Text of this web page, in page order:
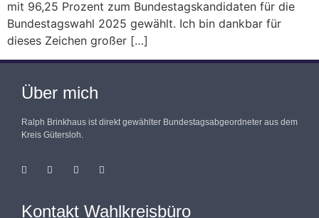
mit 96,25 Prozent zum Bundestagskandidaten für die
Bundestagswahl 2025 gewählt. Ich bin dankbar für
dieses Zeichen großer […]
Über mich
Ralph Brinkhaus ist direkt gewählter Bundestagsabgeordneter aus dem
Kreis Gütersloh.
Kontakt Wahlkreisbüro